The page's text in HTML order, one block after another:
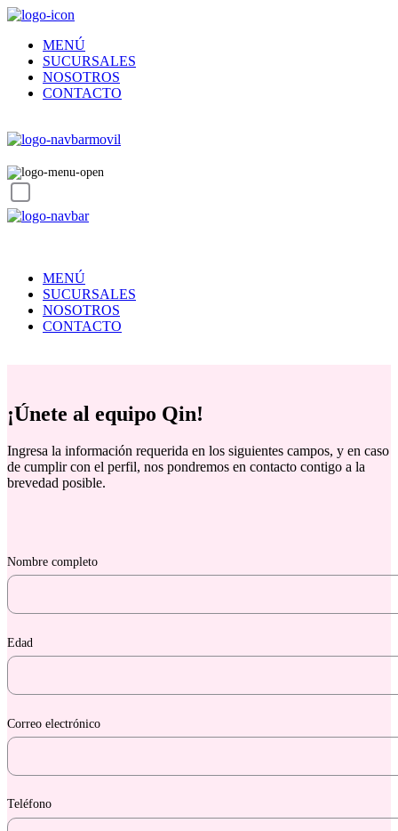
MENÚ
SUCURSALES
NOSOTROS
CONTACTO
MENÚ
SUCURSALES
NOSOTROS
CONTACTO
¡Únete al equipo Qin!
Ingresa la información requerida en los siguientes campos, y en caso
de cumplir con el perfil, nos pondremos en contacto contigo a la
brevedad posible.
Nombre completo
Edad
Correo electrónico
Teléfono